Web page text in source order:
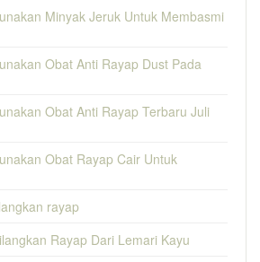
Minyak Jeruk Untuk Membasmi
Obat Anti Rayap Dust Pada
Obat Anti Rayap Terbaru Juli
Obat Rayap Cair Untuk
rayap
Rayap Dari Lemari Kayu